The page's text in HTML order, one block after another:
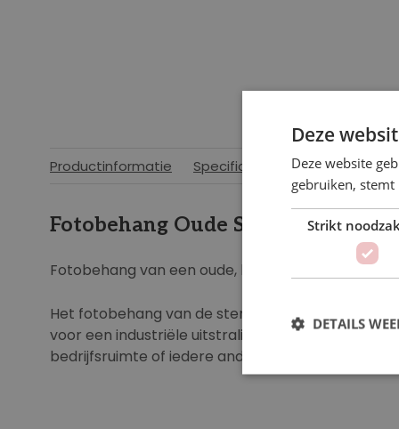
Productinformatie Specificaties
Fotobehang Oude Stenen Muur
Fotobehang van een oude, bakstenen muur.
Het fotobehang van de stenen muur is een
voor een industriële uitstraling in de woonkamer,
bedrijfsruimte of iedere andere ruimte.
Deze
Deze website
gebruiken,
Strikt
DETAILS